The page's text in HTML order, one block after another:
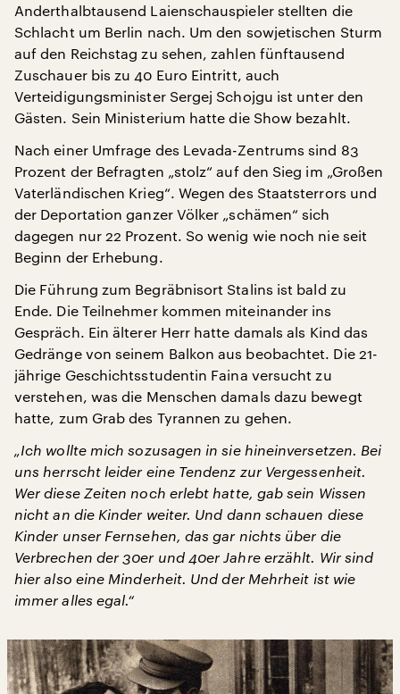
Anderthalbtausend Laienschauspieler stellten die
Schlacht um Berlin nach. Um den sowjetischen Sturm
auf den Reichstag zu sehen, zahlen fünftausend
Zuschauer bis zu 40 Euro Eintritt, auch
Verteidigungsminister Sergej Schojgu ist unter den
Gästen. Sein Ministerium hatte die Show bezahlt.
Nach einer Umfrage des Levada-Zentrums sind 83
Prozent der Befragten „stolz“ auf den Sieg im „Großen
Vaterländischen Krieg“. Wegen des Staatsterrors und
der Deportation ganzer Völker „schämen“ sich
dagegen nur 22 Prozent. So wenig wie noch nie seit
Beginn der Erhebung.
Die Führung zum Begräbnisort Stalins ist bald zu
Ende. Die Teilnehmer kommen miteinander ins
Gespräch. Ein älterer Herr hatte damals als Kind das
Gedränge von seinem Balkon aus beobachtet. Die 21-
jährige Geschichtsstudentin Faina versucht zu
verstehen, was die Menschen damals dazu bewegt
hatte, zum Grab des Tyrannen zu gehen.
„Ich wollte mich sozusagen in sie hineinversetzen. Bei
uns herrscht leider eine Tendenz zur Vergessenheit.
Wer diese Zeiten noch erlebt hatte, gab sein Wissen
nicht an die Kinder weiter. Und dann schauen diese
Kinder unser Fernsehen, das gar nichts über die
Verbrechen der 30er und 40er Jahre erzählt. Wir sind
hier also eine Minderheit. Und der Mehrheit ist wie
immer alles egal.“